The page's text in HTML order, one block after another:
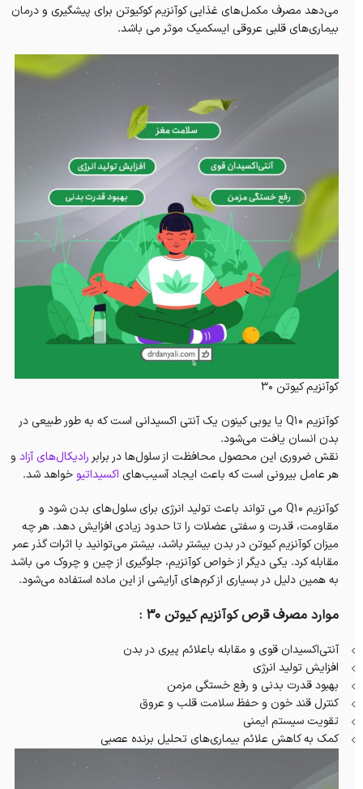
می‌دهد مصرف مکمل‌های غذایی کوآنزیم کوکیوتن برای پیشگیری و درمان
بیماری‌های قلبی عروقی ایسکمیک موثر می باشد.
کوآنزیم کیوتن 30
کوآنزیم Q10 یا یوبی کینون یک آنتی اکسیدانی است که به طور طبیعی در
بدن انسان یافت می‌شود.
نقش ضروری این محصول محافظت از سلول‌ها در برابر رادیکال‌های آزاد و
هر عامل بیرونی است که باعث ایجاد آسیب‌های اکسیداتیو خواهد شد.
کوآنزیم Q10 می تواند باعث تولید انرژی برای سلول‌های بدن شود و
مقاومت، قدرت و سفتی عضلات را تا حدود زیادی افزایش دهد. هر چه
میزان کوآنزیم کیوتن در بدن بیشتر باشد، بیشتر می‌توانید با اثرات گذر عمر
مقابله کرد. یکی دیگر از خواص کوآنزیم، جلوگیری از چین و چروک می باشد
به همین دلیل در بسیاری از کرم‌های آرایشی از این ماده استفاده می‌شود.
موارد مصرف قرص کوآنزیم کیوتن 30 :
آنتی‌اکسیدان قوی و مقابله باعلائم پیری در بدن
افزایش تولید انرژی
بهبود قدرت بدنی و رفع خستگی مزمن
کنترل قند خون و حفظ سلامت قلب و عروق
تقویت سیستم ایمنی
کمک به کاهش علائم بیماری‌های تحلیل برنده عصبی